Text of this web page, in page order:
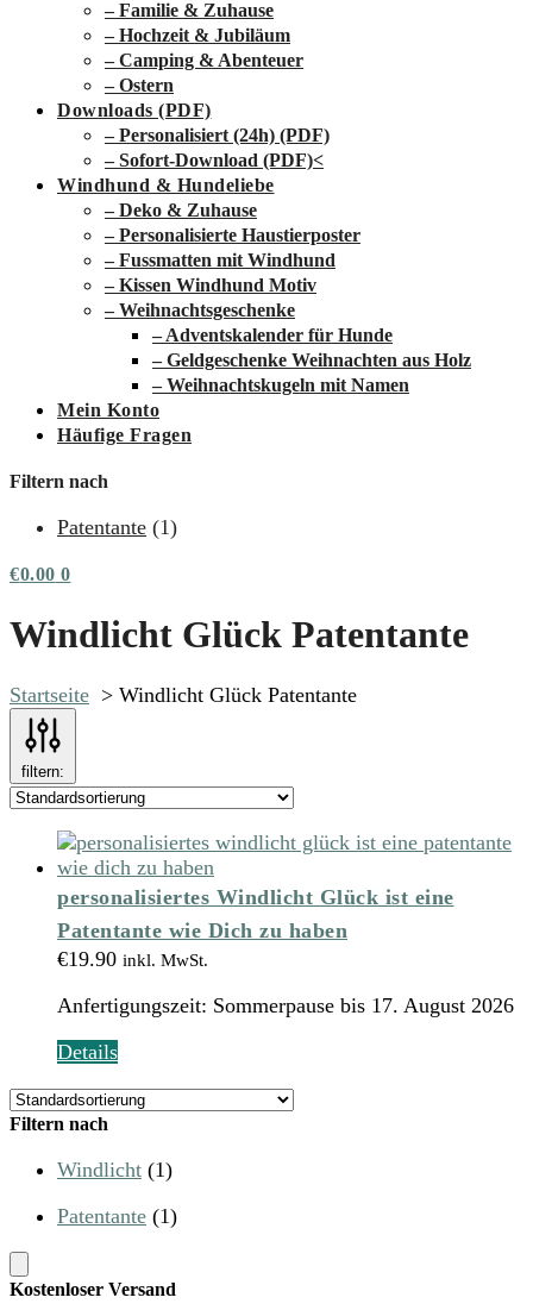
– Familie & Zuhause
– Hochzeit & Jubiläum
– Camping & Abenteuer
– Ostern
Downloads (PDF)
– Personalisiert (24h) (PDF)
– Sofort-Download (PDF)<
Windhund & Hundeliebe
– Deko & Zuhause
– Personalisierte Haustierposter
– Fussmatten mit Windhund
– Kissen Windhund Motiv
– Weihnachtsgeschenke
– Adventskalender für Hunde
– Geldgeschenke Weihnachten aus Holz
– Weihnachtskugeln mit Namen
Mein Konto
Häufige Fragen
Filtern nach
Patentante (1)
€0.00 0
Windlicht Glück Patentante
Startseite Windlicht Glück Patentante
filtern:
personalisiertes Windlicht Glück ist eine
Patentante wie Dich zu haben
€19.90 inkl. MwSt.
Anfertigungszeit: Sommerpause bis 17. August 2026
DetailsDieses
weist
auf.
Optionen
der
Filtern nach
Windlicht (1)
Patentante (1)
Kostenloser Versand